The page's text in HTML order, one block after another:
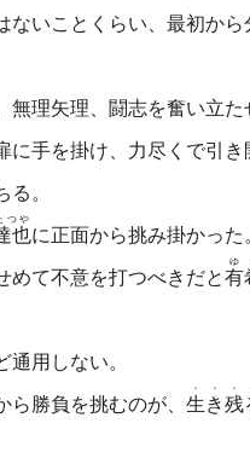
ないことくらい、最初か
理矢理、闘志を奮い立た
手を掛け、力尽くで引き
。
也
つや
に正面から挑み掛かった
めて不意を打つべきだと有
ゆ
通用しない。
勝負を挑むのが、 生
・
き
・
残
・